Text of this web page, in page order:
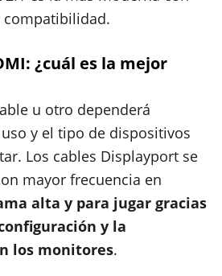
¿cuál es la mejor
u otro dependerá
y el tipo de dispositivos
Los cables Displayport se
mayor frecuencia en
alta y para jugar gracias
y la
los monitores.